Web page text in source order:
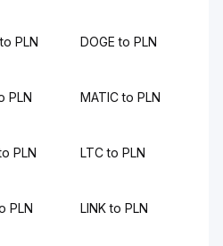
PLN DOGE to PLN
PLN MATIC to PLN
PLN LTC to PLN
PLN LINK to PLN